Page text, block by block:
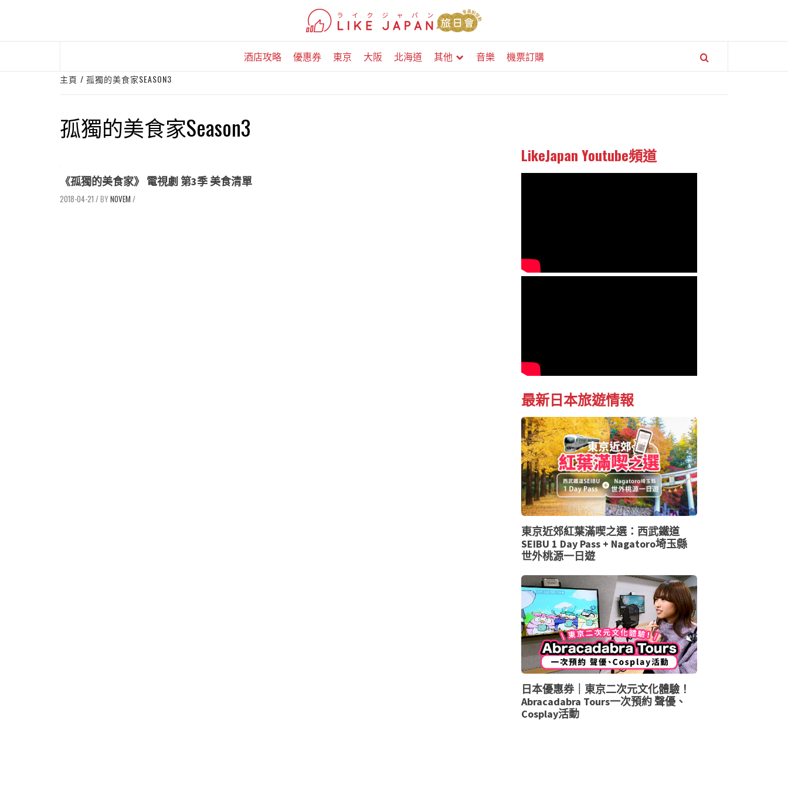
酒店攻略 優惠券 東京 大阪 北海道 其他 音樂 機票訂購
主頁 孤獨的美食家SEASON3
孤獨的美食家Season3
《孤獨的美食家》 電視劇 第3季 美食清單
2018-04-21 / NOVEM /
LikeJapan Youtube頻道
最新日本旅遊情報
東京近郊紅葉滿喫之選：西武鐵道
SEIBU 1 Day Pass + Nagatoro埼玉縣
世外桃源一日遊
日本優惠券｜東京二次元文化體驗！
Abracadabra Tours一次預約 聲優、
Cosplay活動